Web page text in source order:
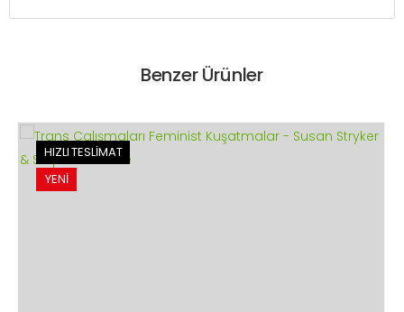
Benzer Ürünler
HIZLI TESLİMAT
YENİ